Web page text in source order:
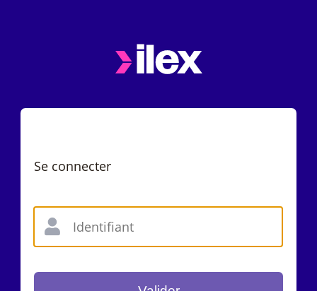
Se connecter